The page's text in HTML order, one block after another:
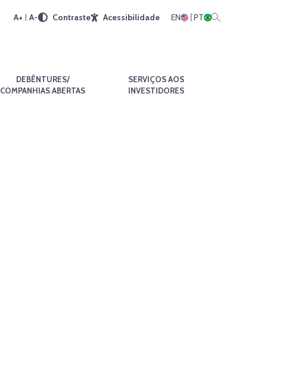
A+ A- Contraste Acessibilidade EN PT
DEBÊNTURES/
COMPANHIAS ABERTAS
SERVIÇOS AOS
INVESTIDORES